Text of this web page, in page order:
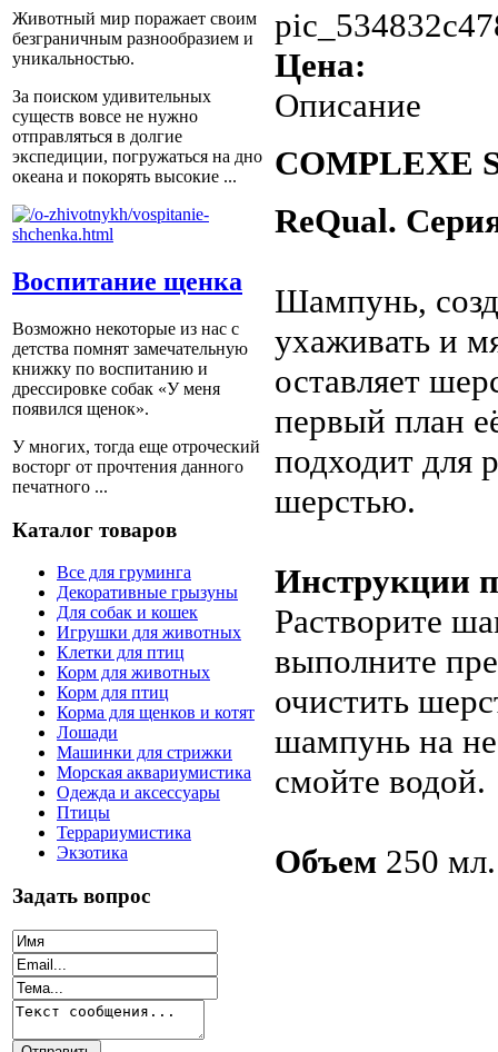
Животный мир поражает своим
безграничным разнообразием и
уникальностью.
За поиском удивительных
существ вовсе не нужно
отправляться в долгие
экспедиции, погружаться на дно
океана и покорять высокие ...
Воспитание щенка
Возможно некоторые из нас с
детства помнят замечательную
книжку по воспитанию и
дрессировке собак «У меня
появился щенок».
У многих, тогда еще отроческий
восторг от прочтения данного
печатного ...
Каталог товаров
Все для груминга
Декоративные грызуны
Для собак и кошек
Игрушки для животных
Клетки для птиц
Корм для животных
Корм для птиц
Корма для щенков и котят
Лошади
Машинки для стрижки
Морская аквариумистика
Одежда и аксессуары
Птицы
Террариумистика
Экзотика
Задать вопрос
Цена:
Описание
COMPLEXE
ReQual.
Шампунь,
ухаживать и
оставляет
первый план
подходит для
шерстью.
Инструкции
Растворите
выполните
очистить
шампунь на
смойте водой.
Объем 250 мл.